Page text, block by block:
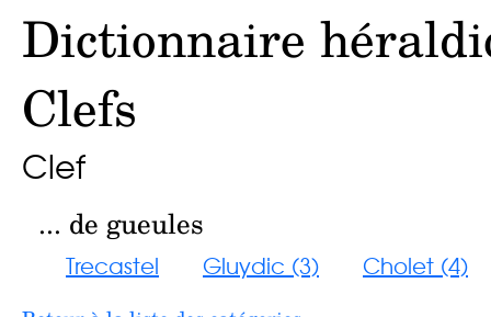
Dictionnaire
Clefs
Clef
... de gueules
Trecastel Gluydic (3) Cholet (4)